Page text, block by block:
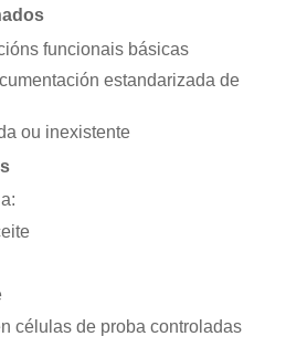
funcionais básicas
estandarizada de
ou inexistente
células de proba controladas